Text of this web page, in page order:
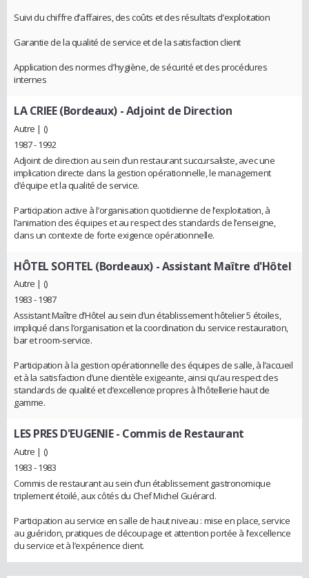
Suivi du chiffre d’affaires, des coûts et des résultats d’exploitation
Garantie de la qualité de service et de la satisfaction client
Application des normes d’hygiène, de sécurité et des procédures
internes
LA CRIEE (Bordeaux) - Adjoint de Direction
Autre | ()
1987 - 1992
Adjoint de direction au sein d’un restaurant succursaliste, avec une
implication directe dans la gestion opérationnelle, le management
d’équipe et la qualité de service.
Participation active à l’organisation quotidienne de l’exploitation, à
l’animation des équipes et au respect des standards de l’enseigne,
dans un contexte de forte exigence opérationnelle.
HÔTEL SOFITEL (Bordeaux)- Assistant Maître d'Hôtel
Autre | ()
1983 - 1987
Assistant Maître d’Hôtel au sein d’un établissement hôtelier 5 étoiles,
impliqué dans l’organisation et la coordination du service restauration,
bar et room-service.
Participation à la gestion opérationnelle des équipes de salle, à l’accueil
et à la satisfaction d’une clientèle exigeante, ainsi qu’au respect des
standards de qualité et d’excellence propres à l’hôtellerie haut de
gamme.
LES PRES D'EUGENIE- Commis de Restaurant
Autre | ()
1983 - 1983
Commis de restaurant au sein d’un établissement gastronomique
triplement étoilé, aux côtés du Chef Michel Guérard.
Participation au service en salle de haut niveau : mise en place, service
au guéridon, pratiques de découpage et attention portée à l’excellence
du service et à l’expérience client.